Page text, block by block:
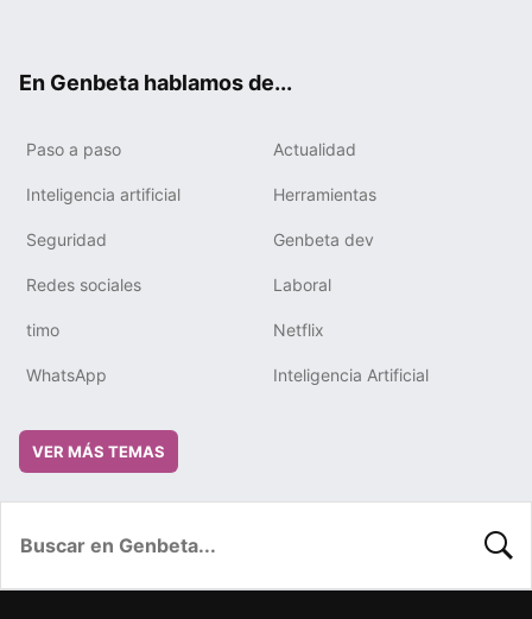
En Genbeta hablamos de...
Paso a paso Actualidad
Inteligencia artificial Herramientas
Seguridad Genbeta dev
Redes sociales Laboral
timo Netflix
WhatsApp Inteligencia Artificial
VER MÁS TEMAS